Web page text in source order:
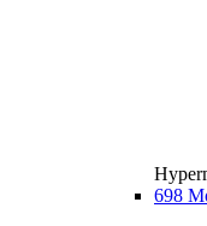
698